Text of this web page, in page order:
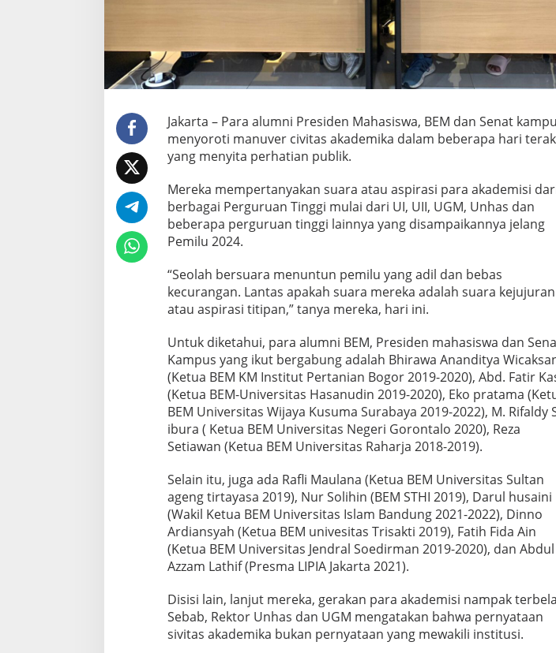
r
n
y
a
n
M
u
n
c
k
a
n
a
r
a
s
i
P
r
o
v
a
t
i
f
B
e
a
j
u
Jakarta – Para alumni Presiden Mahasiswa, BEM dan Senat
menyoroti manuver civitas akademika dalam beberapa hari
yang menyita perhatian publik.
Mereka mempertanyakan suara atau aspirasi para akademisi
berbagai Perguruan Tinggi mulai dari UI, UII, UGM, Unhas dan
beberapa perguruan tinggi lainnya yang disampaikannya jelang
Pemilu 2024.
“Seolah bersuara menuntun pemilu yang adil dan bebas
kecurangan. Lantas apakah suara mereka adalah suara kejujuran
atau aspirasi titipan,” tanya mereka, hari ini.
Untuk diketahui, para alumni BEM, Presiden mahasiswa dan
Kampus yang ikut bergabung adalah Bhirawa Ananditya
(Ketua BEM KM Institut Pertanian Bogor 2019-2020), Abd. Fatir
(Ketua BEM-Universitas Hasanudin 2019-2020), Eko pratama
BEM Universitas Wijaya Kusuma Surabaya 2019-2022), M. Rifaldy
ibura ( Ketua BEM Universitas Negeri Gorontalo 2020), Reza
Setiawan (Ketua BEM Universitas Raharja 2018-2019).
Selain itu, juga ada Rafli Maulana (Ketua BEM Universitas Sultan
ageng tirtayasa 2019), Nur Solihin (BEM STHI 2019), Darul husaini
(Wakil Ketua BEM Universitas Islam Bandung 2021-2022), Dinno
Ardiansyah (Ketua BEM univesitas Trisakti 2019), Fatih Fida Ain
(Ketua BEM Universitas Jendral Soedirman 2019-2020), dan Abdul
Azzam Lathif (Presma LIPIA Jakarta 2021).
Disisi lain, lanjut mereka, gerakan para akademisi nampak
Sebab, Rektor Unhas dan UGM mengatakan bahwa pernyataan
sivitas akademika bukan pernyataan yang mewakili institusi.